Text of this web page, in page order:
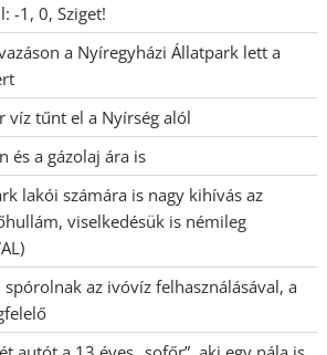
-1, 0, Sziget!
a Nyíregyházi Állatpark lett a
víz tűnt el a Nyírség alól
és a gázolaj ára is
lakói számára is nagy kihívás az
viselkedésük is némileg
az ivóvíz felhasználásával, a